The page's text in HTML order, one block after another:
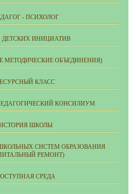
- ПСИХОЛОГ
ДЕТСКИХ ИНИЦИАТИВ
ОБЪЕДИНЕНИЯ)
КЛАСС
КОНСИЛИУМ
ШКОЛЫ
СИСТЕМ ОБРАЗОВАНИЯ
РЕМОНТ)
СРЕДА